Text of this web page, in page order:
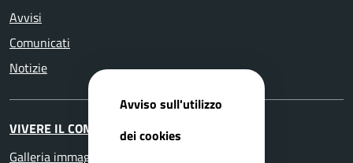
Avvisi
Comunicati
Notizie
VIVERE IL COMUNE
Galleria immagini
Avviso sull'utilizzo
dei cookies